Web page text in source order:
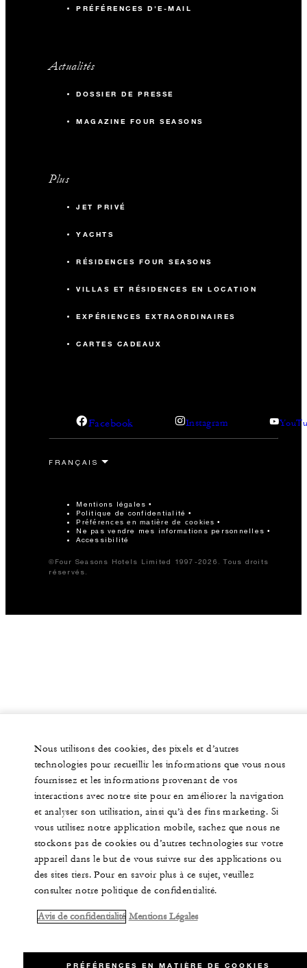
PRÉFÉRENCES D'E-MAIL
Actualités
DOSSIER DE PRESSE
MAGAZINE FOUR SEASONS
Plus
JET PRIVÉ
YACHTS
RÉSIDENCES FOUR SEASONS
VILLAS ET RÉSIDENCES EN LOCATION
EXPÉRIENCES EXTRAORDINAIRES
CARTES CADEAUX
Facebook Instagram
Mentions légales
Politique de confidentialité
Préférences en matière de cookies
Ne pas vendre mes informations personnelles
Accessibilité
©Four Seasons Hotels Limited 1997-2026. Tous droits
réservés.
Nous utilisons des cookies, des pixels et d’autres
technologies pour recueillir les informations que vous nous
fournissez et les informations provenant de vos
interactions avec notre site pour en améliorer la navigation
et analyser son utilisation, ainsi qu’à des fins marketing. Si
vous utilisez notre application mobile, sachez que nous ne
stockons pas de cookies ou d’autres technologies sur votre
appareil dans le but de vous suivre sur des applications ou
des sites tiers. Pour en savoir plus à ce sujet, veuillez
consulter notre politique de confidentialité.
Avis de confidentialité Mentions Légales
PRÉFÉRENCES EN MATIÈRE DE COOKIES